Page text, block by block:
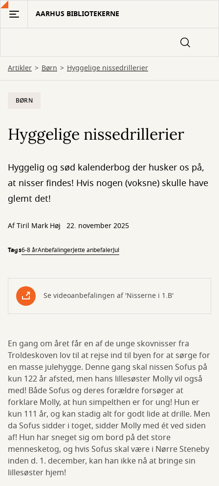
Gå
hovedindhold
AARHUS BIBLIOTEKERNE
Artikler Børn Hyggelige nissedrillerier
BØRN
Hyggelige nissedrillerier
Hyggelig og sød kalenderbog der husker os på,
at nisser findes! Hvis nogen (voksne) skulle have
glemt det!
AfTiril Mark Høj 22. november 2025
Tags6-8 årAnbefalingerJette anbefalerJul
Se videoanbefalingen af 'Nisserne i 1.B'
En gang om året får en af de unge skovnisser fra
Troldeskoven lov til at rejse ind til byen for at sørge for
en masse julehygge. Denne gang skal nissen Sofus på
kun 122 år afsted, men hans lillesøster Molly vil også
med! Både Sofus og deres forældre forsøger at
forklare Molly, at hun simpelthen er for ung! Hun er
kun 111 år, og kan stadig alt for godt lide at drille. Men
da Sofus sidder i toget, sidder Molly med ét ved siden
af! Hun har sneget sig om bord på det store
mennesketog, og hvis Sofus skal være i Nørre Steneby
inden d. 1. december, kan han ikke nå at bringe sin
lillesøster hjem!